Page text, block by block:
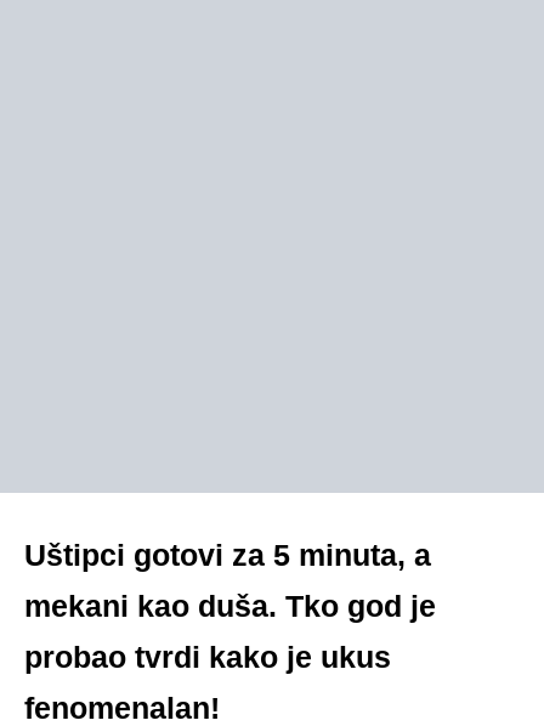
Uštipci gotovi za 5 minuta, a
mekani kao duša. Tko god je
probao tvrdi kako je ukus
fenomenalan!